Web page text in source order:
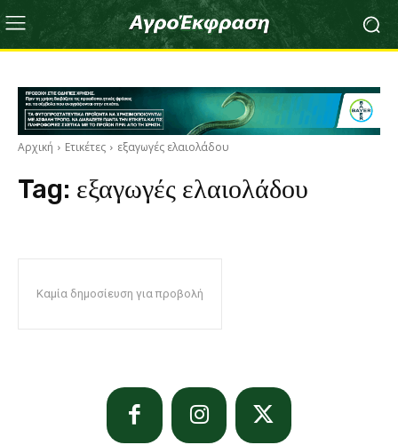
Αρχική Ετικέτες εξαγωγές ελαιολάδου
Tag: εξαγωγές ελαιολάδου
Καμία δημοσίευση για προβολή